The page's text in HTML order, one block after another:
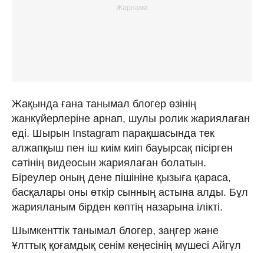
Жақында ғана танымал блогер өзінің
жанкүйерлеріне арнап, шулы ролик жариялаған
еді. Шырын Instagram парақшасында тек
алжапқыш пен іш киім киіп бауырсақ пісірген
сәтінің видеосын жариялаған болатын.
Біреулер оның дене пішініне қызыға қараса,
басқалары оны өткір сынның астына алды. Бұл
жарияланым бірден көптің назарына ілікті.
Шымкенттік танымал блогер, заңгер және
Ұлттық қоғамдық сенім кеңесінің мүшесі Айгүл